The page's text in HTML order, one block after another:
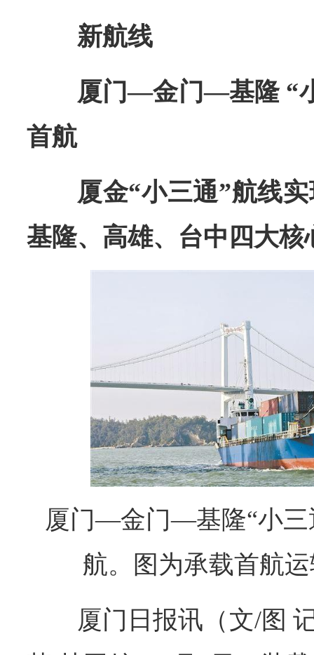
新航线
厦门—金门—基隆 “
首航
厦金“小三通”航线
基隆、高雄、台中四大核
厦门—金门—基隆“小三
航。图为承载首航
厦门日报讯（文/图